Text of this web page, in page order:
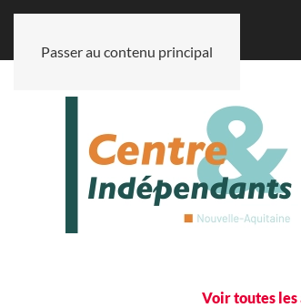
Passer au contenu principal
Voir toutes